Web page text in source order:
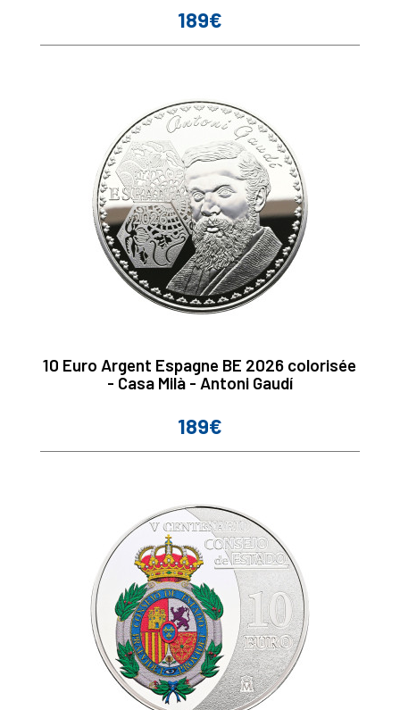
Prix
189€
10 Euro Argent Espagne BE 2026 colorisée
- Casa Milà - Antoni Gaudí
Prix
189€